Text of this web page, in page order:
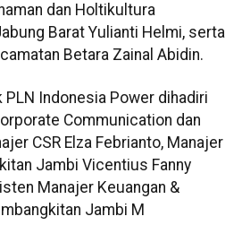
dan Holtikultura
Barat Yulianti Helmi, serta
Betara Zainal Abidin.
PLN Indonesia Power dihadiri
Communication dan
CSR Elza Febrianto, Manajer
Jambi Vicentius Fanny
Manajer Keuangan &
Jambi M